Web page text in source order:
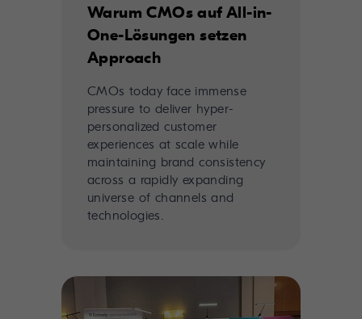
Warum CMOs auf All-in-
One-Lösungen setzen
Approach
CMOs today face immense
pressure to deliver hyper-
personalized customer
experiences at scale while
maintaining brand consistency
across a rapidly expanding
universe of channels and
technologies.